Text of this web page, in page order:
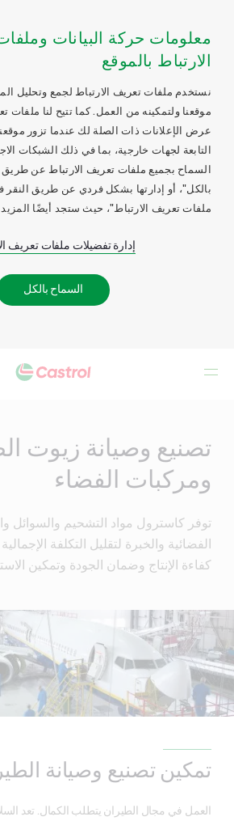
معلومات حركة البيانات
الارتباط بالموقع
نستخدم ملفات تعريف الارتباط لجمع وتحليل
موقعنا ولتمكينه من العمل. كما تتيح لنا ملفات
عرض الإعلانات ذات الصلة لك عندما تزور
التابعة لجهات خارجية، بما في ذلك الشبكات
السماح بجميع ملفات تعريف الارتباط عن
بالكل"، أو إدارتها بشكل فردي عن طريق النقر
ملفات تعريف الارتباط"، حيث ستجد أيضًا
إدارة تفضيلات ملفات تعريف
السماح بالكل
تصنيع وصيانة زيوت
ومركبات الفضاء
توفر كاسترول مواد التشحيم والسوائل
الفضائية والخبرة لتقليل التكلفة
كفاءة الإنتاج وضمان الجودة وتمكين
تمكين تصنيع وصيانة
العمل في مجال الطيران يتطلب الكمال. تعد